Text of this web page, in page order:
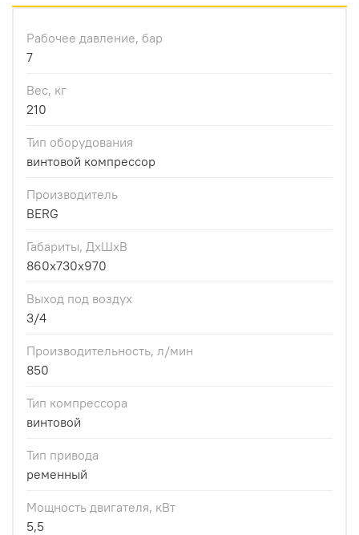
Рабочее давление, бар
7
Вес, кг
210
Тип оборудования
винтовой компрессор
Производитель
BERG
Габариты, ДхШхВ
860x730x970
Выход под воздух
3/4
Производительность, л/мин
850
Тип компрессора
винтовой
Тип привода
ременный
Мощность двигателя, кВт
5,5